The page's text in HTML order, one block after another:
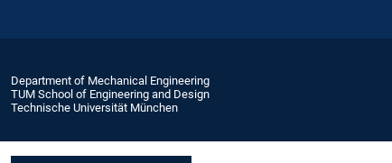
Department of Mechanical Engineering
TUM School of Engineering and Design
Technische Universität München